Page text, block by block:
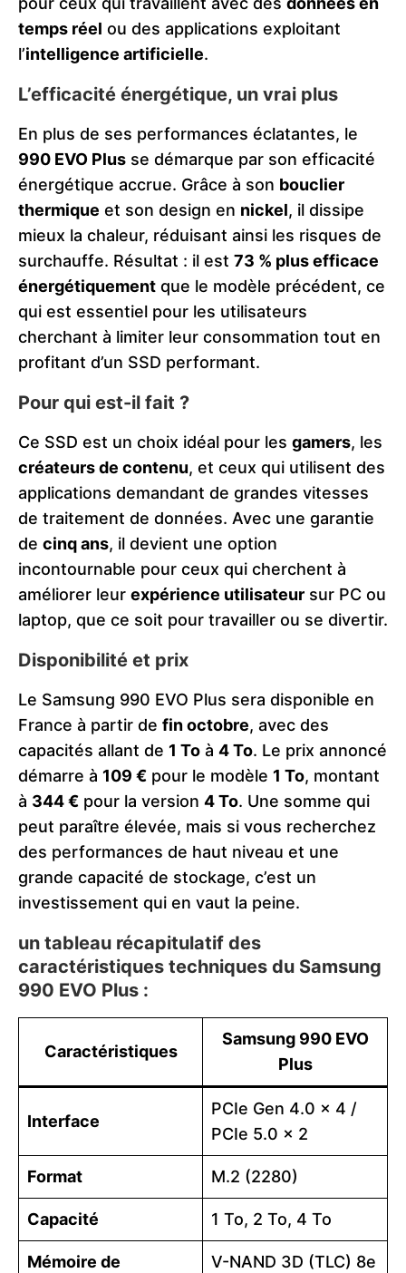
temps réel ou des applications exploitant
l’intelligence artificielle​.
L’efficacité énergétique, un vrai plus
En plus de ses performances éclatantes, le
990 EVO Plus se démarque par son efficacité
énergétique accrue. Grâce à son bouclier
thermique et son design en nickel, il dissipe
mieux la chaleur, réduisant ainsi les risques de
surchauffe. Résultat : il est 73 % plus efficace
énergétiquement que le modèle précédent, ce
qui est essentiel pour les utilisateurs
cherchant à limiter leur consommation tout en
profitant d’un SSD performant.
Pour qui est-il fait ?
Ce SSD est un choix idéal pour les gamers, les
créateurs de contenu, et ceux qui utilisent des
applications demandant de grandes vitesses
de traitement de données. Avec une garantie
de cinq ans, il devient une option
incontournable pour ceux qui cherchent à
améliorer leur expérience utilisateur sur PC ou
laptop, que ce soit pour travailler ou se divertir​.
Disponibilité et prix
Le Samsung 990 EVO Plus sera disponible en
France à partir de fin octobre, avec des
capacités allant de 1 To à 4 To. Le prix annoncé
démarre à 109 € pour le modèle 1 To, montant
à 344 € pour la version 4 To. Une somme qui
peut paraître élevée, mais si vous recherchez
des performances de haut niveau et une
grande capacité de stockage, c’est un
investissement qui en vaut la peine​.
un tableau récapitulatif des
caractéristiques techniques du Samsung
990 EVO Plus :
Caractéristiques
Samsung 990 EVO
Plus
Interface
PCIe Gen 4.0 x 4 /
PCIe 5.0 x 2
Format M.2 (2280)
Capacité 1 To, 2 To, 4 To
Mémoire de
V-NAND 3D (TLC) 8e